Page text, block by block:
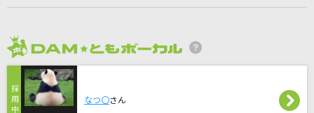
アウトサイダー
Eve
なつ〇さん